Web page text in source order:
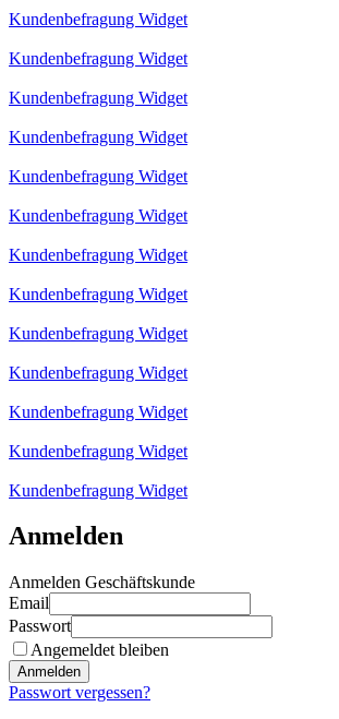
Kundenbefragung Widget
Kundenbefragung Widget
Kundenbefragung Widget
Kundenbefragung Widget
Kundenbefragung Widget
Kundenbefragung Widget
Kundenbefragung Widget
Kundenbefragung Widget
Kundenbefragung Widget
Kundenbefragung Widget
Kundenbefragung Widget
Kundenbefragung Widget
Kundenbefragung Widget
Anmelden
Anmelden Geschäftskunde
Email
Passwort
Angemeldet bleiben
Anmelden
Passwort vergessen?